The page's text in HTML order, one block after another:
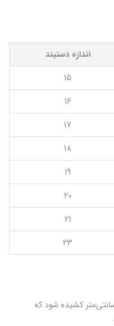
اندازه دستبند
15
16
17
18
19
20
21
23
است زنجیر بعد از سال اول حدود 1.0 سانتی‌متر کشیده شود که